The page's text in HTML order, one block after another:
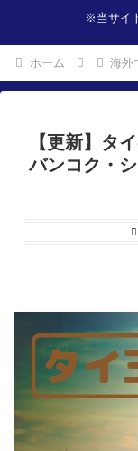
※当サイ
ホーム 海外
【更新】タ
バンコク・